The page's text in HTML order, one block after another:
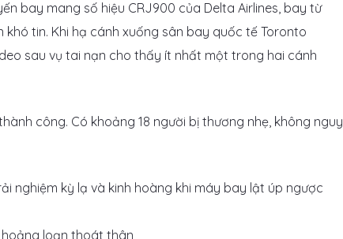
bay mang số hiệu CRJ900 của Delta Airlines, bay từ
tin. Khi hạ cánh xuống sân bay quốc tế Toronto
sau vụ tai nạn cho thấy ít nhất một trong hai cánh
công. Có khoảng 18 người bị thương nhẹ, không nguy
loạn thoát thân